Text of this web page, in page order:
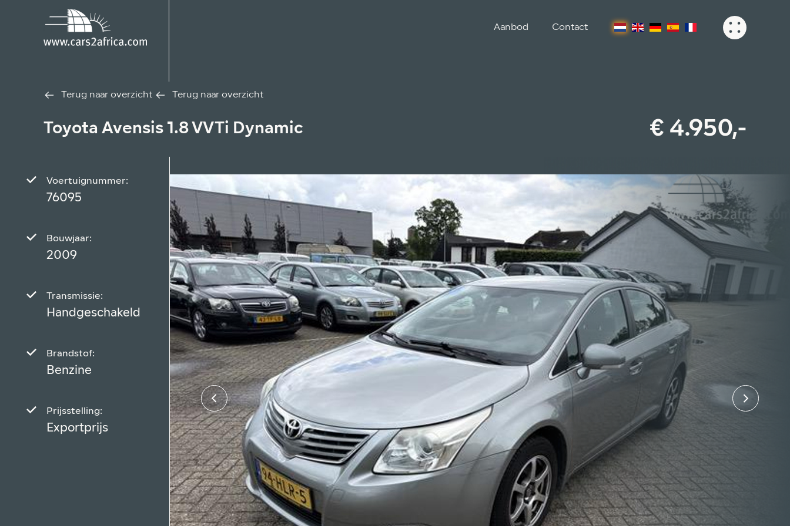
Aanbod Contact
Terug naar overzicht Terug naar overzicht
Toyota Avensis 1.8 VVTi Dynamic € 4.950,-
Voertuignummer:
76095
Bouwjaar:
2009
Transmissie:
Handgeschakeld
Brandstof:
Benzine
Prijsstelling:
Exportprijs